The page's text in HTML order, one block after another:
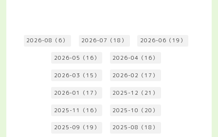
2026-08（6） 2026-07（18） 2026-06（19）
2026-05（16） 2026-04（16）
2026-03（15） 2026-02（17）
2026-01（17） 2025-12（21）
2025-11（16） 2025-10（20）
2025-09（19） 2025-08（18）